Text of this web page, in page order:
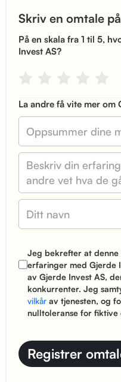
Skriv en omtale
På en skala fra 1 til 5,
Invest AS?
La andre få vite mer om
Jeg bekrefter at denne
erfaringer med Gjerde
av Gjerde Invest AS,
konkurrenter. Jeg
vilkårav tjenesten, og
nulltoleranse for fiktive